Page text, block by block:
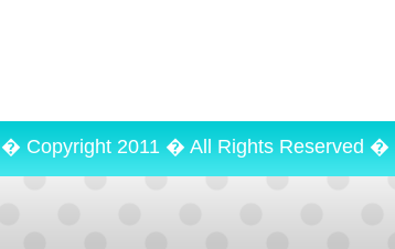
� Copyright 2011 � All Rights Reserved �